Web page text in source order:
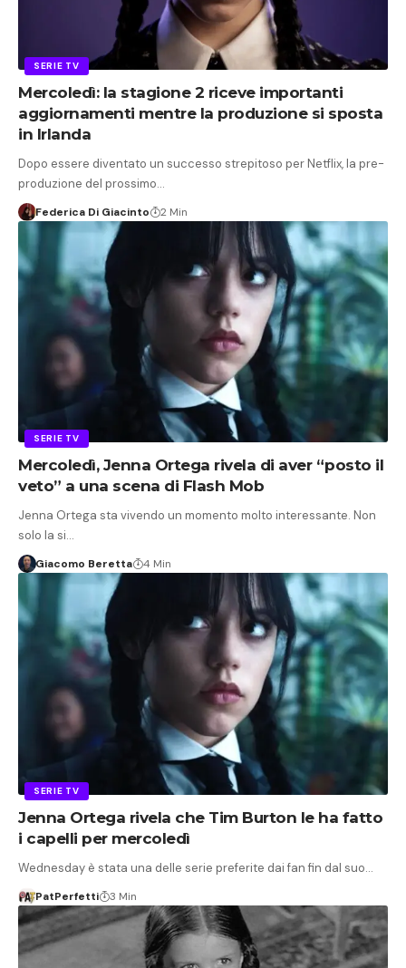
SERIE TV
Mercoledì: la stagione 2 riceve importanti
aggiornamenti mentre la produzione si sposta
in Irlanda
Dopo essere diventato un successo strepitoso per Netflix, la pre-
produzione del prossimo…
Federica Di Giacinto 2 Min
SERIE TV
Mercoledì, Jenna Ortega rivela di aver “posto il
veto” a una scena di Flash Mob
Jenna Ortega sta vivendo un momento molto interessante. Non
solo la si…
Giacomo Beretta 4 Min
SERIE TV
Jenna Ortega rivela che Tim Burton le ha fatto
i capelli per mercoledì
Wednesday è stata una delle serie preferite dai fan fin dal suo…
PatPerfetti 3 Min